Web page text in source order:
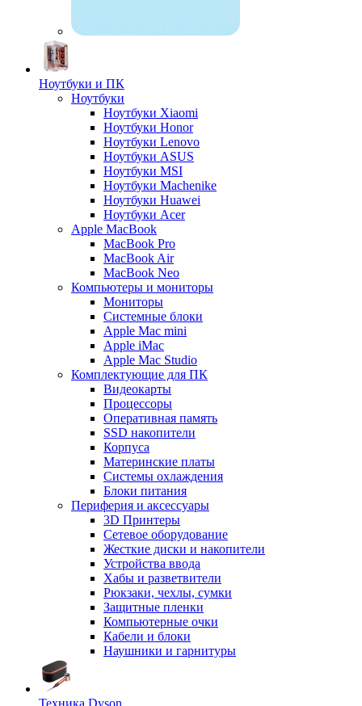
Ноутбуки и ПК
Ноутбуки
Ноутбуки Xiaomi
Ноутбуки Honor
Ноутбуки Lenovo
Ноутбуки ASUS
Ноутбуки MSI
Ноутбуки Machenike
Ноутбуки Huawei
Ноутбуки Acer
Apple MacBook
MacBook Pro
MacBook Air
MacBook Neo
Компьютеры и мониторы
Мониторы
Системные блоки
Apple Mac mini
Apple iMac
Apple Mac Studio
Комплектующие для ПК
Видеокарты
Процессоры
Оперативная память
SSD накопители
Корпуса
Материнские платы
Системы охлаждения
Блоки питания
Периферия и аксессуары
3D Принтеры
Сетевое оборудование
Жесткие диски и накопители
Устройства ввода
Хабы и разветвители
Рюкзаки, чехлы, сумки
Защитные пленки
Компьютерные очки
Кабели и блоки
Наушники и гарнитуры
Техника Dyson